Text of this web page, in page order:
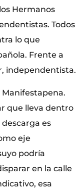
Hermanos
Todos
lo que
Frente a
independentista.
Manifestapena.
que lleva dentro
es
eje
podría
en la calle
esa